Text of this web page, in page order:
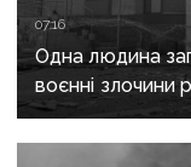
07:16
Одна людина
воєнні злочини